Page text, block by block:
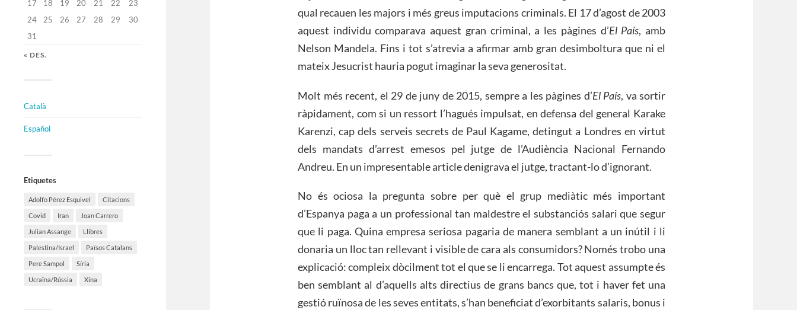
17
18 19 20 21 22
23
24
25 26 27 28 29
30
31
« DES.
Català
Español
Etiquetes
Adolfo Pérez Esquivel Citacions
Covid Iran Joan Carrero
Julian Assange Llibres
Palestina/Israel Països Catalans
Pere Sampol Síria
Ucraïna/Rússia Xina
qual recauen les majors i més greus imputacions criminals. El 17 d’agost de 2003
aquest individu comparava aquest gran criminal, a les pàgines d’El País, amb
Nelson Mandela. Fins i tot s’atrevia a afirmar amb gran desimboltura que ni el
mateix Jesucrist hauria pogut imaginar la seva generositat.
Molt més recent, el 29 de juny de 2015, sempre a les pàgines d’El País, va sortir
ràpidament, com si un ressort l’hagués impulsat, en defensa del general Karake
Karenzi, cap dels serveis secrets de Paul Kagame, detingut a Londres en virtut
dels mandats d’arrest emesos pel jutge de l’Audiència Nacional Fernando
Andreu. En un impresentable article denigrava el jutge, tractant-lo d’ignorant.
No és ociosa la pregunta sobre per què el grup mediàtic més important
d’Espanya paga a un professional tan maldestre el substanciós salari que segur
que li paga. Quina empresa seriosa pagaria de manera semblant a un inútil i li
donaria un lloc tan rellevant i visible de cara als consumidors? Només trobo una
explicació: compleix dòcilment tot el que se li encarrega. Tot aquest assumpte és
ben semblant al d’aquells alts directius de grans bancs que, tot i haver fet una
gestió ruïnosa de les seves entitats, s’han beneficiat d’exorbitants salaris, bonus i